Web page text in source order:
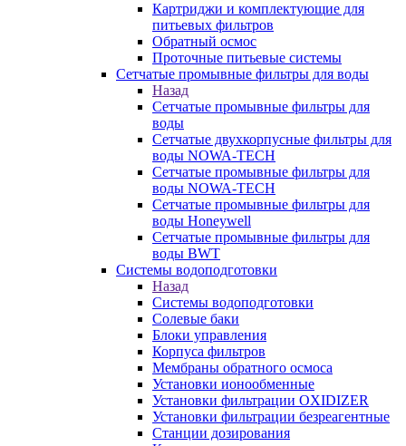
Картриджи и комплектующие для
питьевых фильтров
Обратный осмос
Проточные питьевые системы
Сетчатые промывные фильтры для воды
Назад
Сетчатые промывные фильтры для
воды
Сетчатые двухкорпусные фильтры для
воды NOWA-TECH
Сетчатые промывные фильтры для
воды NOWA-TECH
Сетчатые промывные фильтры для
воды Honeywell
Сетчатые промывные фильтры для
воды BWT
Системы водоподготовки
Назад
Системы водоподготовки
Солевые баки
Блоки управления
Корпуса фильтров
Мембраны обратного осмоса
Установки ионообменные
Установки фильтрации OXIDIZER
Установки фильтрации безреагентные
Станции дозирования